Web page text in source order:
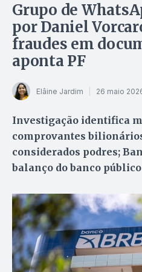
Grupo de
por Daniel
fraudes em
aponta PF
Elâine Jardim 26 maio
Investigação identifica
comprovantes
considerados podres;
balanço do banco público